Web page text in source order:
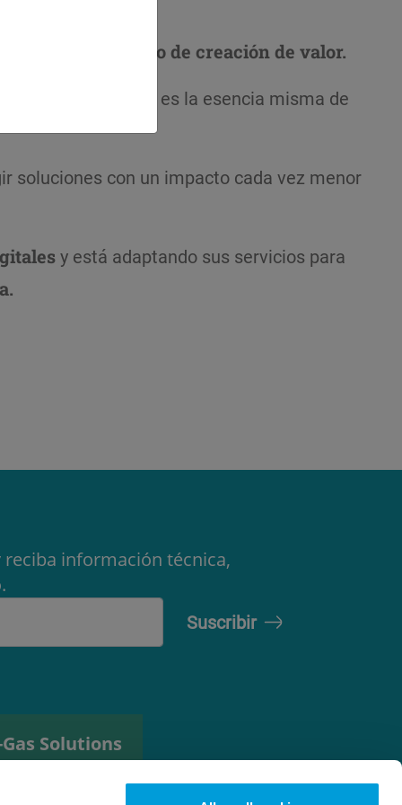
nuestro modelo de creación de valor.
economía circular es la esencia misma de
soluciones con un impacto cada vez menor
y está adaptando sus servicios para
información técnica,
Gas Solutions